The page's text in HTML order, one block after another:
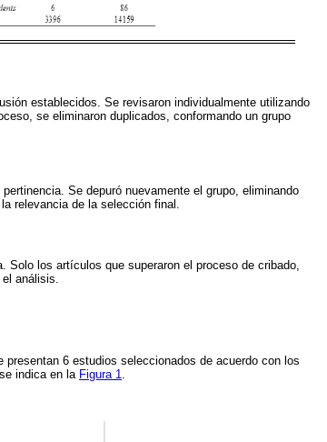
establecidos. Se revisaron individualmente utilizando
se eliminaron duplicados, conformando un grupo
Se depuró nuevamente el grupo, eliminando
relevancia de la selección final.
los artículos que superaron el proceso de cribado,
análisis.
6 estudios seleccionados de acuerdo con los
indica en la Figura 1.